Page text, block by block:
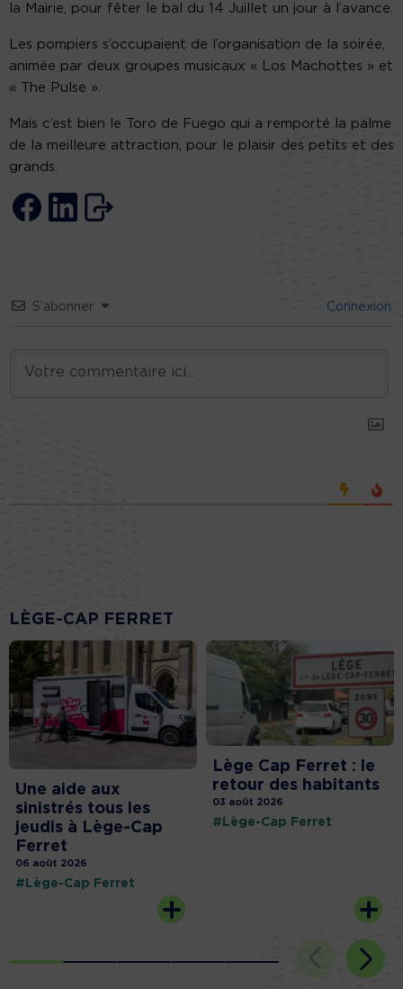
la Mairie, pour fêter le bal du 14 Juillet un jour à l’avance.
Les pompiers s’occupaient de l’organisation de la soirée,
animée par deux groupes musicaux « Los Machottes » et
« The Pulse ».
Mais c’est bien le Toro de Fuego qui a remporté la palme
de la meilleure attraction, pour le plaisir des petits et des
grands.
S’abonner Connexion
LÈGE-CAP FERRET
Une aide aux
sinistrés tous les
jeudis à Lège-Cap
Ferret
06 août 2026
#Lège-Cap Ferret
Lège Cap Ferret : le
retour des habitants
03 août 2026
#Lège-Cap Ferret